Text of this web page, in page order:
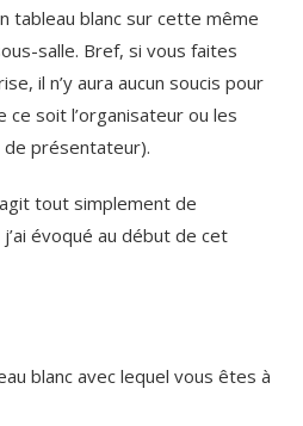
tableau blanc sur cette même
salle. Bref, si vous faites
il n’y aura aucun soucis pour
ce soit l’organisateur ou les
de présentateur).
tout simplement de
j’ai évoqué au début de cet
blanc avec lequel vous êtes à